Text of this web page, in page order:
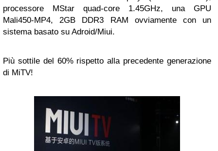
processore MStar quad-core 1.45GHz, una GPU
Mali450-MP4, 2GB DDR3 RAM ovviamente con un
sistema basato su Adroid/Miui.
Più sottile del 60% rispetto alla precedente generazione
di MiTV!